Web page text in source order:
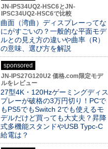
JN-IPS34UQ2-HSC6とJN-
IPSC34UQ2-HSC6で比較
曲面（湾曲）ディスプレーってな
にがすごいの？一般的な平面モデ
ルとの見え方の違いや曲率（R）
の意味、選び方を解説
sponsored
JN-IPS27G120U2 価格.com限定モデ
ルをレビュー
27型4K・120Hzゲーミングディス
プレーが破格の3万円切り！PCで
もPS5でもSwitch 2でも使えるモ
デルだけど買っても大丈夫？昇降
式多機能スタンドやUSB Typc-C
給電は？